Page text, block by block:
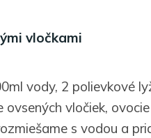
vločkami
vody, 2 polievkové
ovsených vločiek, ovocie
s vodou a